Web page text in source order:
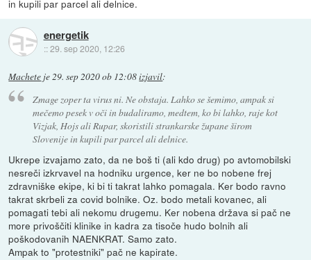
in kupili par parcel ali delnice.
energetik
::29. sep 2020, 12:26
Machete je 29. sep 2020 ob 12:08izjavil:
Zmage zoper ta virus ni. Ne obstaja. Lahko se šemimo, ampak si
mečemo pesek v oči in budaliramo, medtem, ko bi lahko, raje kot
Vizjak, Hojs ali Rupar, skoristili strankarske župane širom
Slovenije in kupili par parcel ali delnice.
Ukrepe izvajamo zato, da ne boš ti (ali kdo drug) po avtomobilski
nesreči izkrvavel na hodniku urgence, ker ne bo nobene frej
zdravniške ekipe, ki bi ti takrat lahko pomagala. Ker bodo ravno
takrat skrbeli za covid bolnike. Oz. bodo metali kovanec, ali
pomagati tebi ali nekomu drugemu. Ker nobena država si pač ne
more privoščiti klinike in kadra za tisoče hudo bolnih ali
poškodovanih NAENKRAT. Samo zato.
Ampak to "protestniki" pač ne kapirate.